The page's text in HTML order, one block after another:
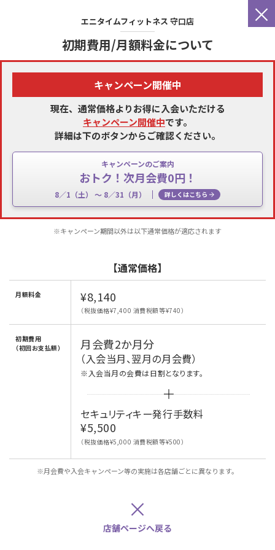
×
エニタイムフィットネス 守口店
初期費用/月額料金について
キャンペーン開催中
現在、通常価格よりお得に入会いただける
キャンペーン開催中です。
詳細は下のボタンからご確認ください。
キャンペーンのご案内
おトク！次月会費0円！
8／1（土） 〜 8／31（月） 詳しくはこちら
※キャンペーン期間以外は以下通常価格が適応されます
【通常価格】
月額料金 ¥8,140
（税抜価格¥7,400 消費税額等¥740）
初期費用
（初回お支払額）
月会費2か月分
（入会当月、翌月の月会費）
※入会当月の会費は日割となります。
セキュリティキー発行手数料
¥5,500
（税抜価格¥5,000 消費税額等¥500）
※月会費や入会キャンペーン等の実施は各店舗ごとに異なります。
×
店舗ページへ戻る